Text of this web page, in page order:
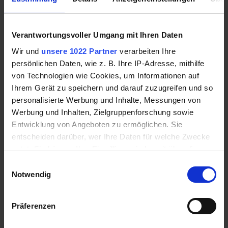
Verantwortungsvoller Umgang mit Ihren Daten
Wir und unsere 1022 Partner verarbeiten Ihre
persönlichen Daten, wie z. B. Ihre IP-Adresse, mithilfe
von Technologien wie Cookies, um Informationen auf
Ihrem Gerät zu speichern und darauf zuzugreifen und so
personalisierte Werbung und Inhalte, Messungen von
Werbung und Inhalten, Zielgruppenforschung sowie
Entwicklung von Angeboten zu ermöglichen. Sie
entscheiden darüber, wer Ihre Daten für welche Zwecke
nutzt. Sie können Ihre Einwilligung jederzeit über die
Trigger Symbol ändern oder widerrufen
Informationen über Ihre geografische Lage
Notwendig
Präferenzen
Formulierungen für die Begrenzung der Fahrtkosten
können wie folgt aussehen:
[…] „Kosten werden in Höhe eines Bahntickets
der zweiten Klasse übernommen“ […]
[…] „diese sind ausgehend für die Anreise von
Ihrem Wohnort bis zu unserem Geschäftssitz“
[…]
[…] „weitere Kosten für Hotel oder Verpflegung